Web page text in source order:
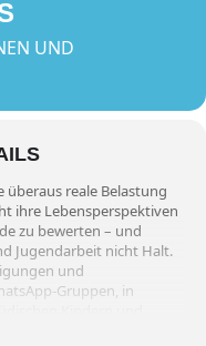
UND
überaus reale Belastung
ihre Lebensperspektiven
zu bewerten – und
Jugendarbeit nicht Halt.
und
Gruppen, in